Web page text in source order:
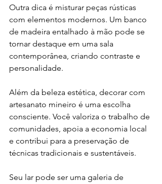
Outra dica é misturar peças rústicas
com elementos modernos. Um banco
de madeira entalhado à mão pode se
tornar destaque em uma sala
contemporânea, criando contraste e
personalidade.
Além da beleza estética, decorar com
artesanato mineiro é uma escolha
consciente. Você valoriza o trabalho de
comunidades, apoia a economia local
e contribui para a preservação de
técnicas tradicionais e sustentáveis.
Seu lar pode ser uma galeria de